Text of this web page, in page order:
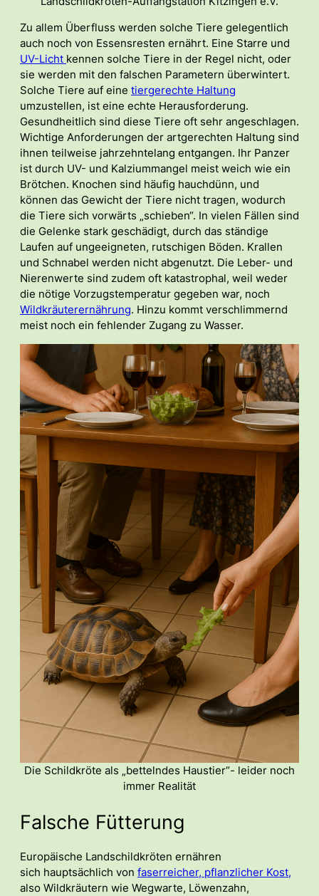
Zu allem Überfluss werden solche Tiere gelegentlich
auch noch von Essensresten ernährt. Eine Starre und
UV-Licht kennen solche Tiere in der Regel nicht, oder
sie werden mit den falschen Parametern überwintert.
Solche Tiere auf eine tiergerechte Haltung
umzustellen, ist eine echte Herausforderung.
Gesundheitlich sind diese Tiere oft sehr angeschlagen.
Wichtige Anforderungen der artgerechten Haltung sind
ihnen teilweise jahrzehntelang entgangen. Ihr Panzer
ist durch UV- und Kalziummangel meist weich wie ein
Brötchen. Knochen sind häufig hauchdünn, und
können das Gewicht der Tiere nicht tragen, wodurch
die Tiere sich vorwärts „schieben“. In vielen Fällen sind
die Gelenke stark geschädigt, durch das ständige
Laufen auf ungeeigneten, rutschigen Böden. Krallen
und Schnabel werden nicht abgenutzt. Die Leber- und
Nierenwerte sind zudem oft katastrophal, weil weder
die nötige Vorzugstemperatur gegeben war, noch
Wildkräuterernährung. Hinzu kommt verschlimmernd
meist noch ein fehlender Zugang zu Wasser.
Die Schildkröte als „bettelndes Haustier“- leider noch
immer Realität
Falsche Fütterung
Europäische Landschildkröten ernähren
sich hauptsächlich von faserreicher, pflanzlicher Kost,
also Wildkräutern wie Wegwarte, Löwenzahn,